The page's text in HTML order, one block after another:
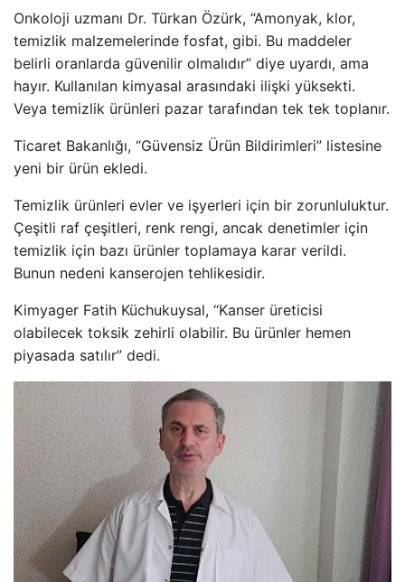
Onkoloji uzmanı Dr. Türkan Özürk, “Amonyak, klor,
temizlik malzemelerinde fosfat, gibi. Bu maddeler
belirli oranlarda güvenilir olmalıdır” diye uyardı, ama
hayır. Kullanılan kimyasal arasındaki ilişki yüksekti.
Veya temizlik ürünleri pazar tarafından tek tek toplanır.
Ticaret Bakanlığı, “Güvensiz Ürün Bildirimleri” listesine
yeni bir ürün ekledi.
Temizlik ürünleri evler ve işyerleri için bir zorunluluktur.
Çeşitli raf çeşitleri, renk rengi, ancak denetimler için
temizlik için bazı ürünler toplamaya karar verildi.
Bunun nedeni kanserojen tehlikesidir.
Kimyager Fatih Küchukuysal, “Kanser üreticisi
olabilecek toksik zehirli olabilir. Bu ürünler hemen
piyasada satılır” dedi.